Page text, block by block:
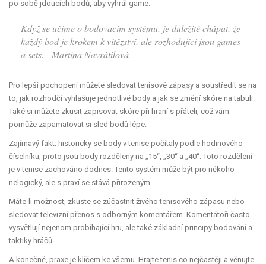
po sobě jdoucích bodů, aby vyhrál game.
Když se učíme o bodovacím systému, je důležité chápat, že
každý bod je krokem k vítězství, ale rozhodující jsou games
a sets. - Martina Navrátilová
Pro lepší pochopení můžete sledovat tenisové zápasy a soustředit se na
to, jak rozhodčí vyhlašuje jednotlivé body a jak se změní skóre na tabuli.
Také si můžete zkusit zapisovat skóre při hraní s přáteli, což vám
pomůže zapamatovat si sled bodů lépe.
Zajímavý fakt: historicky se body v tenise počítaly podle hodinového
číselníku, proto jsou body rozděleny na „15“, „30“ a „40“. Toto rozdělení
je v tenise zachováno dodnes. Tento systém může být pro někoho
nelogický, ale s praxí se stává přirozeným.
Máte-li možnost, zkuste se zúčastnit živého tenisového zápasu nebo
sledovat televizní přenos s odborným komentářem. Komentátoři často
vysvětlují nejenom probíhající hru, ale také základní principy bodování a
taktiky hráčů.
A konečně, praxe je klíčem ke všemu. Hrajte tenis co nejčastěji a věnujte